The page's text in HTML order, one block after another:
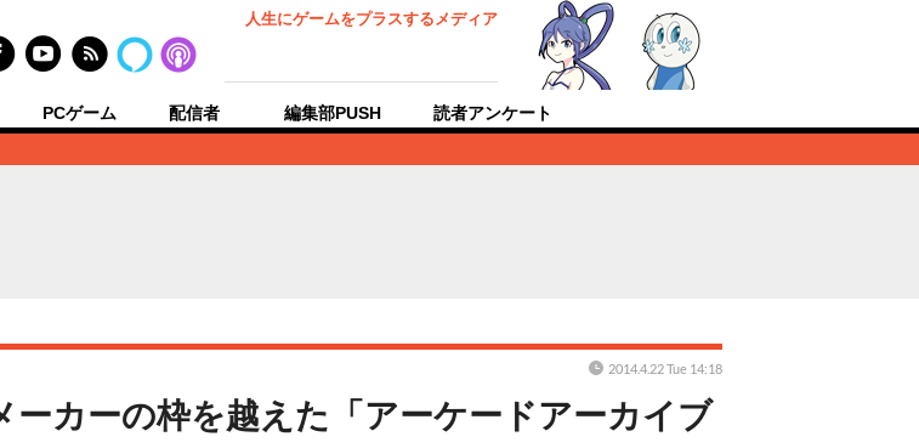
人生にゲームをプラスするメディア
PCゲーム 配信者 編集部PUSH 読者アンケート
カーの枠を越えた「アーケードアーカイブ
2014.4.22 Tue 14:18